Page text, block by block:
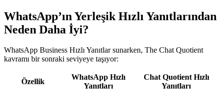
WhatsApp’ın Yerleşik Hızlı Yanıtlarından
Neden Daha İyi?
WhatsApp Business Hızlı Yanıtlar sunarken, The Chat Quotient
kavramı bir sonraki seviyeye taşıyor:
Özellik
WhatsApp Hızlı
Yanıtları
Chat Quotient Hızlı
Yanıtları